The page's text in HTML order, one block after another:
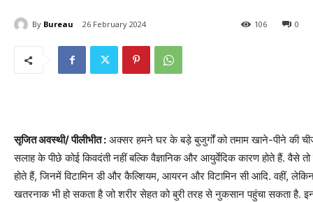
By Bureau 26 February 2024 0
106
सृजित अवस्थी/ पीलीभीत : अक्सर हमने घर के बड़े बुजुर्गों को तमाम खाने-पीने की
सलाह के पीछे कोई किवदंती नहीं बल्कि वैज्ञानिक और आयुर्वेदिक कारण होते हैं. वैसे
होते हैं, जिनमें विटामिन डी और कैल्शियम, आयरन और विटामिन सी आदि. वहीं,
खतरनाक भी हो सकता है जो शरीर सेहत को बुरी तरह से नुकसान पहुंचा सकता